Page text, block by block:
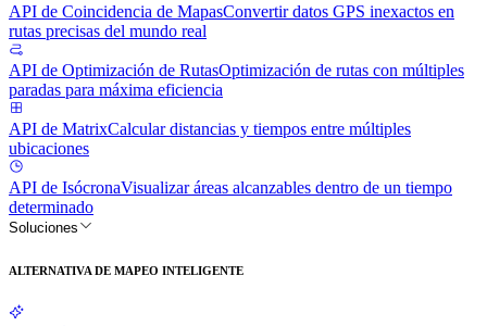
API de Coincidencia de MapasConvertir datos GPS inexactos en
rutas precisas del mundo real
API de Optimización de RutasOptimización de rutas con múltiples
paradas para máxima eficiencia
API de MatrixCalcular distancias y tiempos entre múltiples
ubicaciones
API de IsócronaVisualizar áreas alcanzables dentro de un tiempo
determinado
Soluciones
ALTERNATIVA DE MAPEO INTELIGENTE